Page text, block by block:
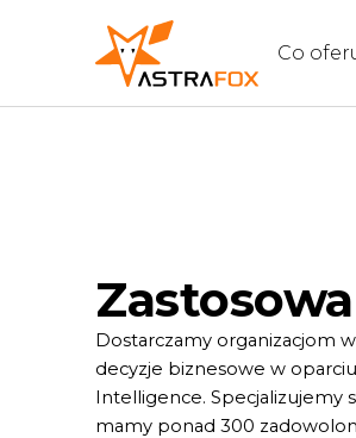
Co
Przykłady
Gotowe
Dostarczamy organizacjom
decyzje biznesowe w
Intelligence. Specjalizujemy
mamy ponad 300